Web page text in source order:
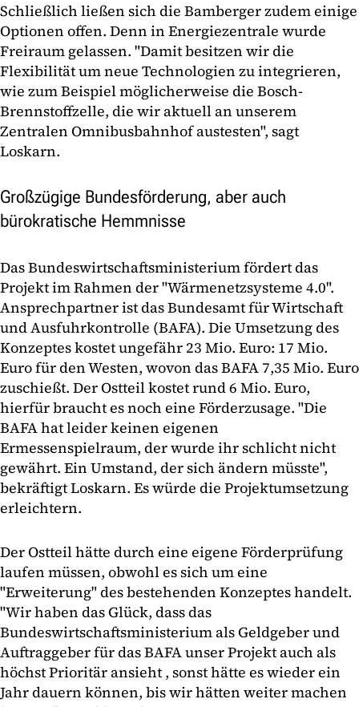
Schließlich ließen sich die Bamberger zudem einige
Optionen offen. Denn in Energiezentrale wurde
Freiraum gelassen. "Damit besitzen wir die
Flexibilität um neue Technologien zu integrieren,
wie zum Beispiel möglicherweise die Bosch-
Brennstoffzelle, die wir aktuell an unserem
Zentralen Omnibusbahnhof austesten", sagt
Loskarn.
Großzügige Bundesförderung, aber auch
bürokratische Hemmnisse
Das Bundeswirtschaftsministerium fördert das
Projekt im Rahmen der "Wärmenetzsysteme 4.0".
Ansprechpartner ist das Bundesamt für Wirtschaft
und Ausfuhrkontrolle (BAFA). Die Umsetzung des
Konzeptes kostet ungefähr 23 Mio. Euro: 17 Mio.
Euro für den Westen, wovon das BAFA 7,35 Mio. Euro
zuschießt. Der Ostteil kostet rund 6 Mio. Euro,
hierfür braucht es noch eine Förderzusage. "Die
BAFA hat leider keinen eigenen
Ermessenspielraum, der wurde ihr schlicht nicht
gewährt. Ein Umstand, der sich ändern müsste",
bekräftigt Loskarn. Es würde die Projektumsetzung
erleichtern.
Der Ostteil hätte durch eine eigene Förderprüfung
laufen müssen, obwohl es sich um eine
"Erweiterung" des bestehenden Konzeptes handelt.
"Wir haben das Glück, dass das
Bundeswirtschaftsministerium als Geldgeber und
Auftraggeber für das BAFA unser Projekt auch als
höchst Prioritär ansieht , sonst hätte es wieder ein
Jahr dauern können, bis wir hätten weiter machen